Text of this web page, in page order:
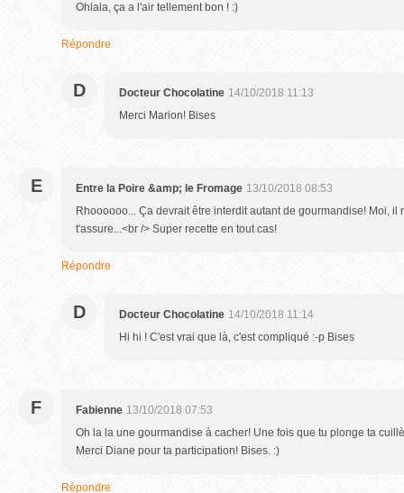
Ohlala, ça a l'air tellement bon ! :)
Répondre
D Docteur Chocolatine 14/10/2018 11:13
Merci Marion! Bises
E Entre la Poire &amp; le Fromage 13/10/2018 08:53
Rhoooooo... Ça devrait être interdit autant de gourmandise! Moi, il
t'assure...<br /> Super recette en tout cas!
Répondre
D Docteur Chocolatine 14/10/2018 11:14
Hi hi ! C'est vrai que là, c'est compliqué :-p Bises
F Fabienne 13/10/2018 07:53
Oh la la une gourmandise à cacher! Une fois que tu plonge ta
Merci Diane pour ta participation! Bises. :)
Répondre